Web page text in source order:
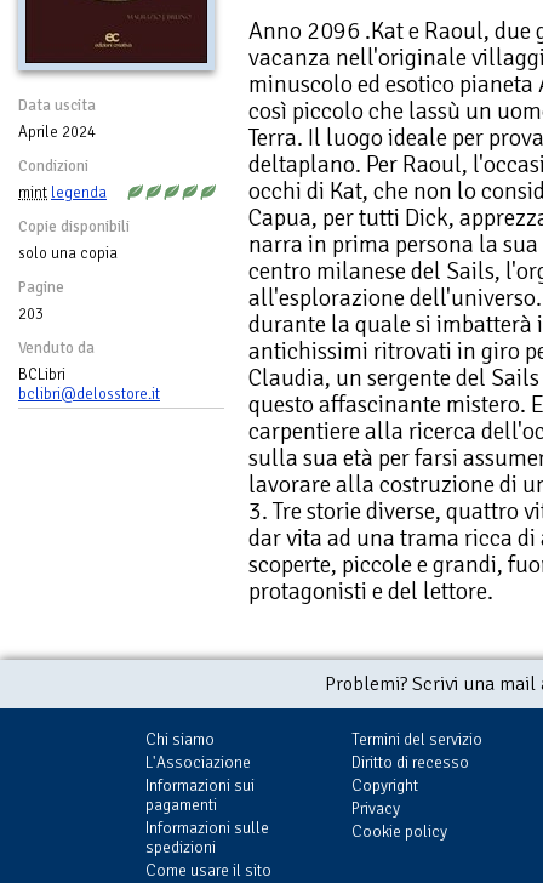
Data uscita
Aprile 2024
Condizioni
mint legenda
Copie disponibili
solo una copia
Pagine
203
Venduto da
BCLibri
bclibri@delosstore.it
Anno 2096 .Kat e Raoul,
vacanza nell'originale
minuscolo ed esotico
così piccolo che lassù un
Terra. Il luogo ideale per
deltaplano. Per Raoul,
occhi di Kat, che non lo
Capua, per tutti Dick,
narra in prima persona la
centro milanese del Sails,
all'esplorazione
durante la quale si imbatterà
antichissimi ritrovati in giro
Claudia, un sergente del
questo affascinante mistero.
carpentiere alla ricerca
sulla sua età per farsi
lavorare alla costruzione di
3. Tre storie diverse, quattro
dar vita ad una trama ricca
scoperte, piccole e grandi,
protagonisti e del lettore.
Problemi? Scrivi una
Chi siamo
L'Associazione
Informazioni sui
pagamenti
Informazioni sulle
spedizioni
Come usare il sito
Termini del servizio
Diritto di recesso
Copyright
Privacy
Cookie policy